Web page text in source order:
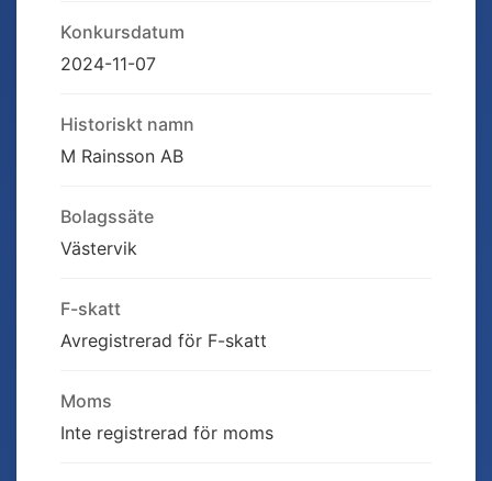
Konkursdatum
2024-11-07
Historiskt namn
M Rainsson AB
Bolagssäte
Västervik
F-skatt
Avregistrerad för F-skatt
Moms
Inte registrerad för moms